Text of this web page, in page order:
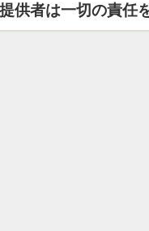
供者は一切の責任